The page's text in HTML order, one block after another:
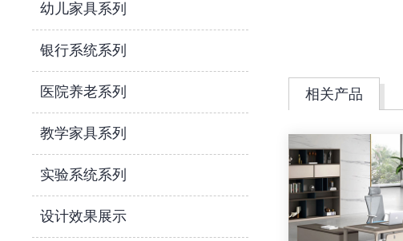
幼儿家具系列
银行系统系列
医院养老系列
教学家具系列
实验系统系列
设计效果展示
相关产品